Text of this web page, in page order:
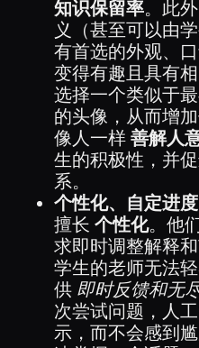
知识保留率。此
义（甚至可以由
有首选的外观、
变得有趣且具有
选择一个类似于
的头像，从而增
像人一样 善解人
生的积极性，并
系。
个性化、自定进度
擅长 个性化。他
求即时调整解释
学生的老师无法
供 即时反馈和无
次尝试问题，人
示，而不会感到